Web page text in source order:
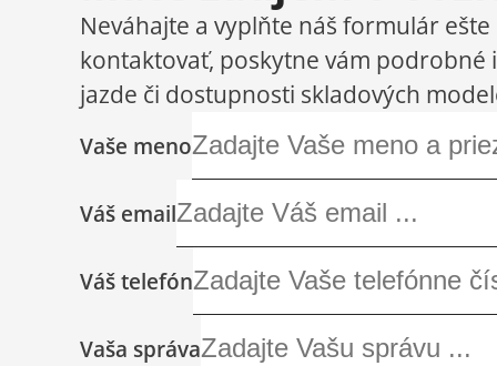
Neváhajte a vyplňte náš formulár
kontaktovať, poskytne vám
jazde či dostupnosti skladových
Vaše meno
Váš email
Váš telefón
Vaša správa